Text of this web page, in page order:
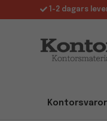
1-2 dagars